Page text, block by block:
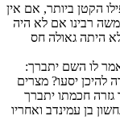
הקטן ביותר, אם אין
משה רבינו אם לא היה
היתה גאולה חס
לו השם יתברך:
להיכן יסעו? מצרים
חכמתו יתברך
בן עמינדב ואחריו